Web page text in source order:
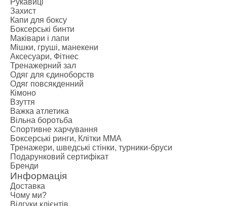
Рукавиці
Захист
Капи для боксу
Боксерські бинти
Маківари і лапи
Мішки, груші, манекени
Аксесуари, Фітнес
Тренажерний зал
Одяг для єдиноборств
Одяг повсякденний
Кімоно
Взуття
Важка атлетика
Вільна боротьба
Спортивне харчування
Боксерські ринги, Клітки ММА
Тренажери, шведські стінки, турники-бруси
Подарунковий сертифікат
Бренди
Информація
Доставка
Чому ми?
Відгуки клієнтів